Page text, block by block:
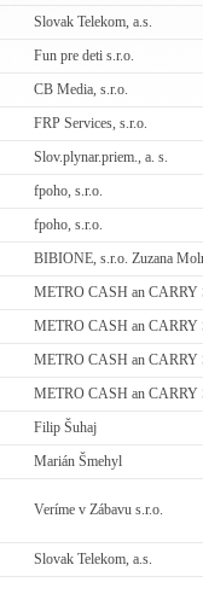
Slovak Telekom, a.s.
Fun pre deti s.r.o.
CB Media, s.r.o.
FRP Services, s.r.o.
Slov.plynar.priem., a. s.
fpoho, s.r.o.
fpoho, s.r.o.
BIBIONE, s.r.o. Zuzana
METRO CASH an CARRY
METRO CASH an CARRY
METRO CASH an CARRY
METRO CASH an CARRY
Filip Šuhaj
Marián Šmehyl
Veríme v Zábavu s.r.o.
Slovak Telekom, a.s.